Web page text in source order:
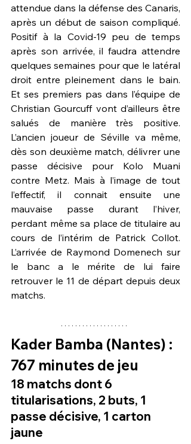
attendue dans la défense des Canaris,
après un début de saison compliqué.
Positif à la Covid-19 peu de temps
après son arrivée, il faudra attendre
quelques semaines pour que le latéral
droit entre pleinement dans le bain.
Et ses premiers pas dans l’équipe de
Christian Gourcuff vont d’ailleurs être
salués de manière très positive.
L’ancien joueur de Séville va même,
dès son deuxième match, délivrer une
passe décisive pour Kolo Muani
contre Metz. Mais à l’image de tout
l’effectif, il connait ensuite une
mauvaise passe durant l’hiver,
perdant même sa place de titulaire au
cours de l’intérim de Patrick Collot.
L’arrivée de Raymond Domenech sur
le banc a le mérite de lui faire
retrouver le 11 de départ depuis deux
matchs.
Kader Bamba (Nantes) :
767 minutes de jeu
18 matchs dont 6
titularisations, 2 buts, 1
passe décisive, 1 carton
jaune